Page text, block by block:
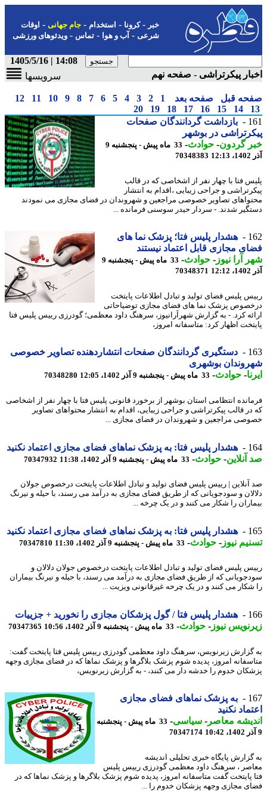
-کرونا-استخدام- جام جهانی-اوقات
شرعی-آب و هوا-تماس-ویدئوهای ورزشی
14:08 | 1405/5/16
پیکرتراشی - صفحه نهم
سرویسها
قبل صفحه بعد 1
2
3
4
5
6
7
8
9
10
11
12
14
15
16
17
18
19
20
بازداشت گردانندگان صفحات
در بوشهر
گردون-حوادث -
33 ماه پیش - پنجشنبه 9
70348383
فتا با چهار نفر از اشخاصی که در قالب
و جراحی زیبایی ،اقدام به انتشار
تصاویر خصوصی مراجعین و شهروندان در فضای مجازی می نمودند
شدند. - سردار حیدر سوسنی فرمانده ...
هشدار پلیس فتا؛ پزشک نما های
مجازی قابل اعتماد نیستند
آرا نیوز-حوادث -
33 ماه پیش - پنجشنبه 9
70348371
پلیس فضای تولید و تبادل اطلاعات پایتخت
پزشک نما های فضای مجازی توضیاحاتی
کرد. - به گزارش شهرآرانیوز، سرهنگ داود معظمی؛ گودرزی رییس پلیس فتا
اظهار کرد: متاسفانه امروز،
دستگیری گردانندگان صفحات انتشاردهنده تصاویر خصوصی
بوشهری
-حوادث -33 ماه پیش - پنجشنبه 9 آذر 1402، 12:05 70348280
انتظامی استان بوشهر از برخورد قانونی پلیس فتا با چهار نفر از اشخاصی
قالب پیکرتراشی و جراحی زیبایی، اقدام به انتشار محتواهای تصاویر
مراجعین و شهروندان در فضای مجازی ...
هشدار پلیس فتا: به پزشک نماهای فضای مجازی اعتماد نکنید
-حوادث -33 ماه پیش - پنجشنبه 9 آذر 1402، 11:38 70347932
| رییس پلیس فضای تولید و تبادل اطلاعات پایتخت درخصوص جولان
و سودجویانی که از طریق فضای مجازی به درآمد می رسند، با حیله و نیرنگ
را شکار می کنند و در یک چرخه ...
هشدار پلیس فتا: به پزشک نماهای فضای مجازی اعتماد نکنید
نیوز-حوادث -33 ماه پیش - پنجشنبه 9 آذر 1402، 11:30 70347810
پلیس فضای تولید و تبادل اطلاعات پایتخت درخصوص جولان دلالان و
که از طریق فضای مجازی به درآمد می رسند، با حیله و نیرنگ بیماران
می کنند و در یک چرخه غیرقانونی ویزیت ...
هشدار پلیس فتا / گول پزشکان مجازی را نخورید + جزییات
نیوز-حوادث -33 ماه پیش - پنجشنبه 9 آذر 1402، 10:56 70347365
زیرنویس، سرهنگ داود معظمی گودرزی رییس پلیس فتا پایتخت گفت:
امروز، پدیده شوم پزشک بلاگرها و پزشک نماها که در فضای مجازی وجهه
خدوم را خدشه دار می کنند، - به گزارش زیرنویس،
به پزشک نماهای فضای مجازی
نکنید
معاصر-سیاسی-
33 ماه پیش - پنجشنبه
70347174
پایگاه خبری تحلیلی اندیشه
، سرهنگ داود معظمی گودرزی رییس پلیس
پایتخت گفت متاسفانه امروز، پدیده شوم پزشک بلاگرها و پزشک نماها که در
مجازی وجهه پزشکان خدوم را ...